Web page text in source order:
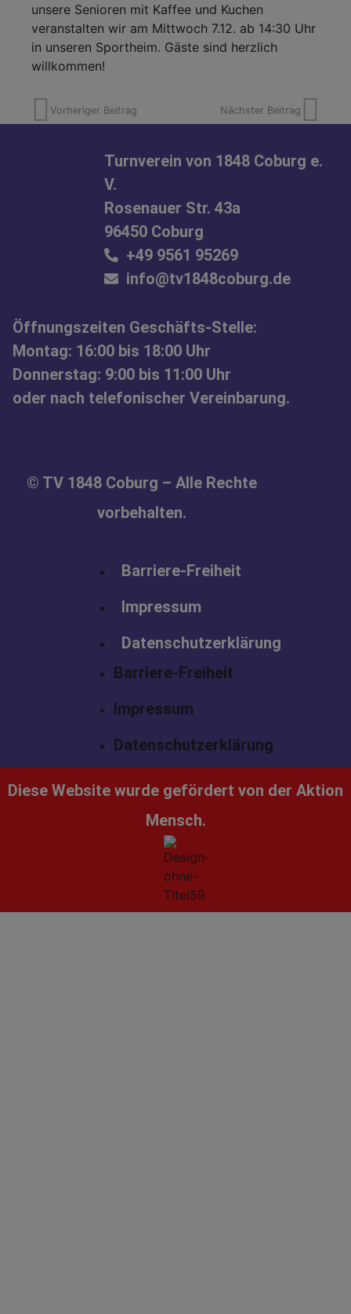
unsere Senioren mit Kaffee und Kuchen
veranstalten wir am Mittwoch 7.12. ab 14:30 Uhr
in unseren Sportheim. Gäste sind herzlich
willkommen!
Vorheriger Beitrag Nächster Beitrag
Turnverein von 1848 Coburg e.
V.
Rosenauer Str. 43a
96450 Coburg
+49 9561 95269
info@tv1848coburg.de
Öffnungszeiten Geschäfts-Stelle:
Montag: 16:00 bis 18:00 Uhr
Donnerstag: 9:00 bis 11:00 Uhr
oder nach telefonischer Vereinbarung.
© TV 1848 Coburg – Alle Rechte
vorbehalten.
Barriere-Freiheit
Impressum
Datenschutzerklärung
Barriere-Freiheit
Impressum
Datenschutzerklärung
Diese Website wurde gefördert von der Aktion
Mensch.